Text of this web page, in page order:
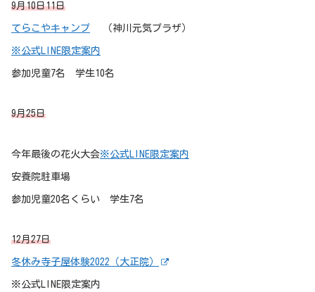
9月10日11日
てらこやキャンプ （神川元気プラザ）
※公式LINE限定案内
参加児童7名 学生10名
9月25日
今年最後の花火大会※公式LINE限定案内
安養院駐車場
参加児童20名くらい 学生7名
12月27日
冬休み寺子屋体験2022（大正院）
※公式LINE限定案内